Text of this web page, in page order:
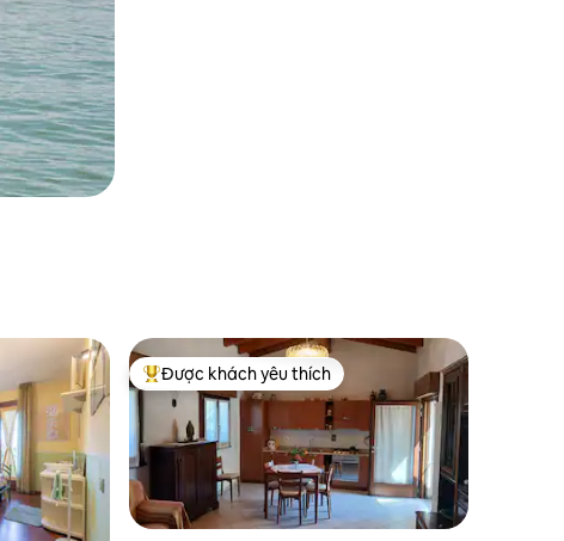
Được khách yêu thích nhất
Được khách yêu thích